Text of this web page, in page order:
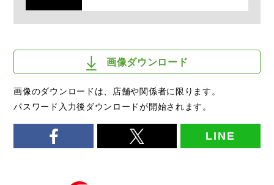
画像ダウンロード
画像のダウンロードは、店舗や関係者に限ります。
パスワード入力後ダウンロードが開始されます。
LINE